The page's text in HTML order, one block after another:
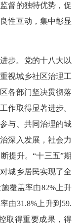
督的独特优势，促
性互动，集中彰显
步。党的十八大以
视城乡社区治理工
各部门坚决贯彻落
作取得显著进步。
与、共同治理的城
深入发展，社会力
提升。“十三五”期
城乡居民实现了全
覆盖率由82%上升
由31.8%上升到59.
取得重要成果，得